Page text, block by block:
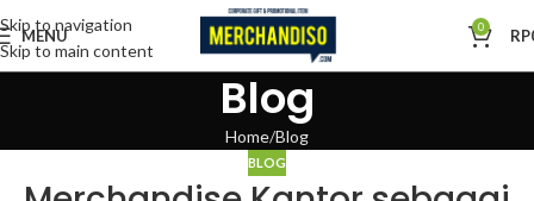
Skip to navigation
Skip to main content
MENU 0 RP
Blog
Home Blog
BLOG